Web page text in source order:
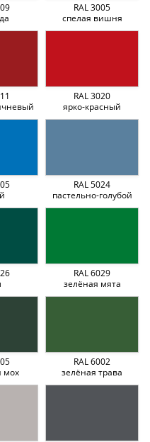
RAL 3005
спелая вишня
RAL 3020
ярко-красный
RAL 5024
пастельно-голубой
RAL 6029
зелёная мята
мох
RAL 6002
зелёная трава